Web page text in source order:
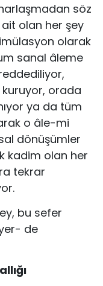
söz
ait olan her şey
olarak
sanal âleme
orada
ya da tüm
o âle-mi
dönüşümler
kadim olan her
tekrar
bu sefer
de